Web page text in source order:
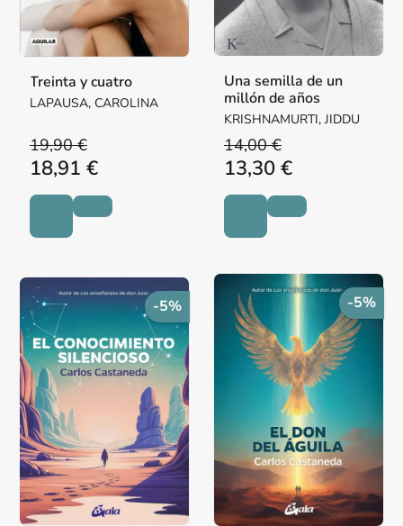
Treinta y cuatro
LAPAUSA, CAROLINA
19,90 €
18,91 €
Una semilla de un
millón de años
KRISHNAMURTI, JIDDU
14,00 €
13,30 €
-5% -5%